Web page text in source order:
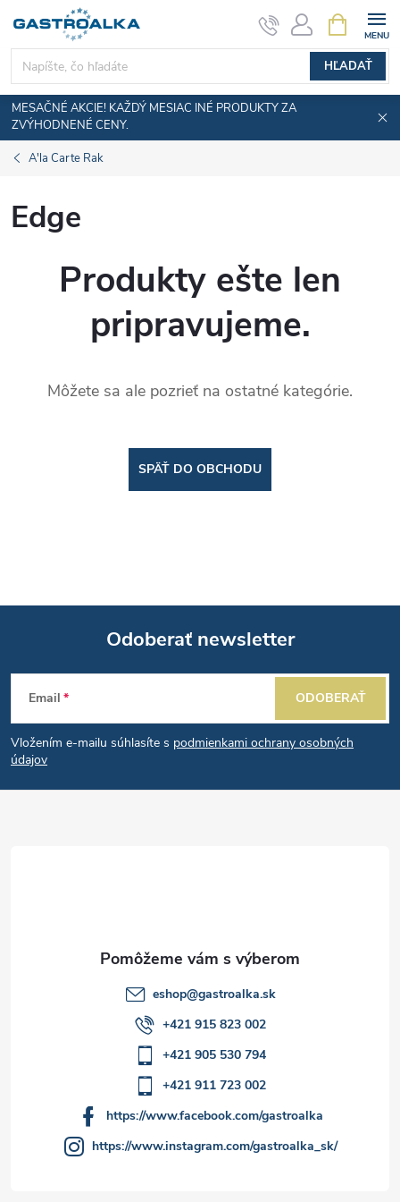
obsah
HĽADAŤ
KOŠÍK
MESAČNÉ AKCIE! KAŽDÝ MESIAC INÉ PRODUKTY ZA
ZVÝHODNENÉ CENY.
A'la Carte Rak
Edge
Produkty ešte len
pripravujeme.
Môžete sa ale pozrieť na ostatné kategórie.
SPÄŤ DO OBCHODU
Z
á
p
Odoberať newsletter
Email
Vložením e-mailu súhlasíte s podmienkami ochrany osobných
údajov
ODOBERAŤ
eshop@gastroalka.sk
+421 915 823 002
+421 905 530 794
+421 911 723 002
https://www.facebook.com/gastroalka
https://www.instagram.com/gastroalka_sk/